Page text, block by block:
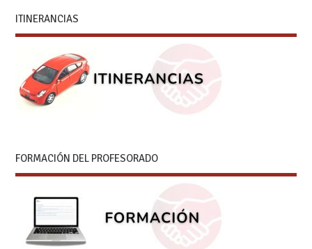
ITINERANCIAS
FORMACIÓN DEL PROFESORADO